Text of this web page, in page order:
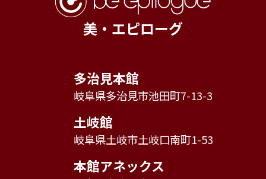
美・エピローグ
多治見本館
岐阜県多治見市池田町7-13-3
土岐館
岐阜県土岐市土岐口南町1-53
本館アネックス